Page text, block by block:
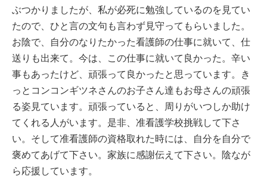
ぶつかりましたが、私が必死に勉強しているのを見てい
たので、ひと言の文句も言わず見守ってもらいました。
お陰で、自分のなりたかった看護師の仕事に就いて、仕
送りも出来て。今は、この仕事に就いて良かった。辛い
事もあったけど、頑張って良かったと思っています。き
っとコンコンギツネさんのお子さん達もお母さんの頑張
る姿見ています。頑張っていると、周りがいつしか助け
てくれる人がいます。是非、准看護学校挑戦して下さ
い。そして准看護師の資格取れた時には、自分を自分で
褒めてあげて下さい。家族に感謝伝えて下さい。陰なが
ら応援しています。